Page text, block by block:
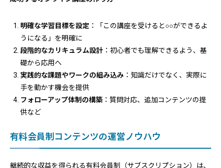
明確な学習目標を設定 ：「この講座を受けると○○ができるよ
うになる」を明確に
段階的なカリキュラム設計 ：初心者でも理解できるよう、基
礎から応用へ
実践的な課題やワークの組み込み ：知識だけでなく、実際に
手を動かす機会を提供
フォローアップ体制の構築 ：質問対応、追加コンテンツの提
供など
有料会員制コンテンツの運営ノウハウ
継続的な収益を得られる有料会員制（サブスクリプション）は、